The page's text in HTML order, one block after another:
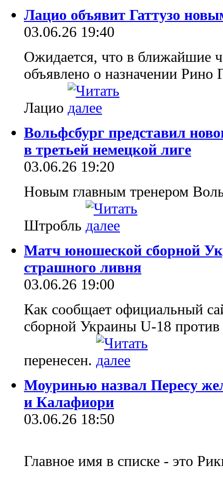
Лацио объявит Гаттузо
03.06.26 19:40
Ожидается, что в ближайшие
объявлено о назначении Рино
Лацио
Вольфсбург представил
в третьей немецкой лиге
03.06.26 19:20
Новым главным тренером
Штробль
Матч юношеской сборной
страшного ливня
03.06.26 19:00
Как сообщает официальный
сборной Украины U-18
перенесен.
Моуринью назвал Пересу
и Калафиори
03.06.26 18:50
Главное имя в списке - это